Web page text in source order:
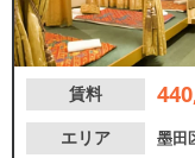
賃料
エリア
墨田